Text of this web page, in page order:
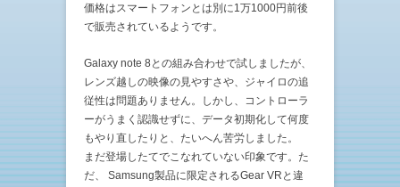
価格はスマートフォンとは別に1万1000円前後
で販売されているようです。
Galaxy note 8との組み合わせで試しましたが、
レンズ越しの映像の見やすさや、ジャイロの追
従性は問題ありません。しかし、コントローラ
ーがうまく認識せずに、データ初期化して何度
もやり直したりと、たいへん苦労しました。
まだ登場したてでこなれていない印象です。た
だ、 Samsung製品に限定されるGear VRと違